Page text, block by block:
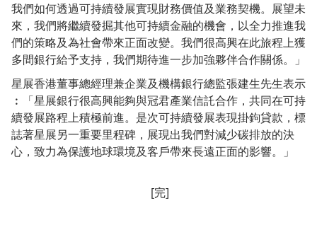
我們如何透過可持續發展實現財務價值及業務契機。展望未
來，我們將繼續發掘其他可持續金融的機會，以全力推進我
們的策略及為社會帶來正面改變。我們很高興在此旅程上獲
多間銀行給予支持，我們期待進一步加強夥伴合作關係。」
星展香港董事總經理兼企業及機構銀行總監張建生先生表示
︰「星展銀行很高興能夠與冠君產業信託合作，共同在可持
續發展路程上積極前進。是次可持續發展表現掛鉤貸款，標
誌著星展另一重要里程碑，展現出我們對減少碳排放的決
心，致力為保護地球環境及客戶帶來長遠正面的影響。」
[完]